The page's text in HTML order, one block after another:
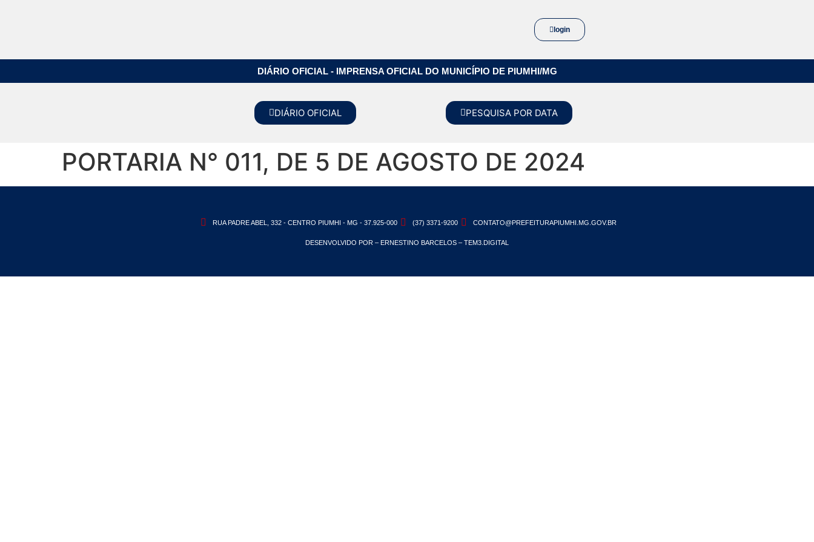
login
DIÁRIO OFICIAL - IMPRENSA OFICIAL DO MUNICÍPIO DE PIUMHI/MG
DIÁRIO OFICIAL PESQUISA POR DATA
PORTARIA N° 011, DE 5 DE AGOSTO DE 2024
RUA PADRE ABEL, 332 - CENTRO PIUMHI - MG - 37.925-000 (37) 3371-9200 CONTATO@PREFEITURAPIUMHI.MG.GOV.BR
DESENVOLVIDO POR – ERNESTINO BARCELOS – TEM3.DIGITAL